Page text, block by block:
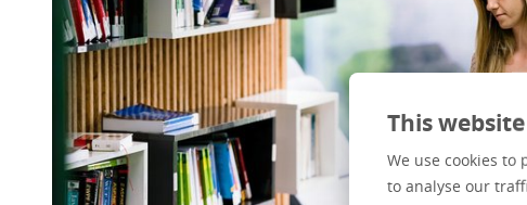
This
We use cookies to
to analyse our